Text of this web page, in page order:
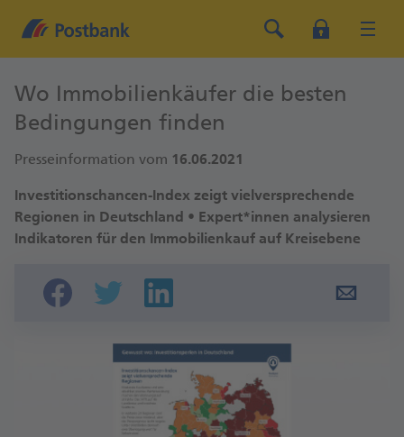
Wo Immobilienkäufer die besten
Bedingungen finden
Presseinformation vom 16.06.2021
Investitionschancen-Index zeigt vielversprechende
Regionen in Deutschland • Expert*innen analysieren
Indikatoren für den Immobilienkauf auf Kreisebene